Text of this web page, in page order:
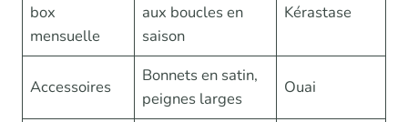
box
mensuelle
aux boucles en
saison
Kérastase
Accessoires
Bonnets en satin,
peignes larges
Ouai